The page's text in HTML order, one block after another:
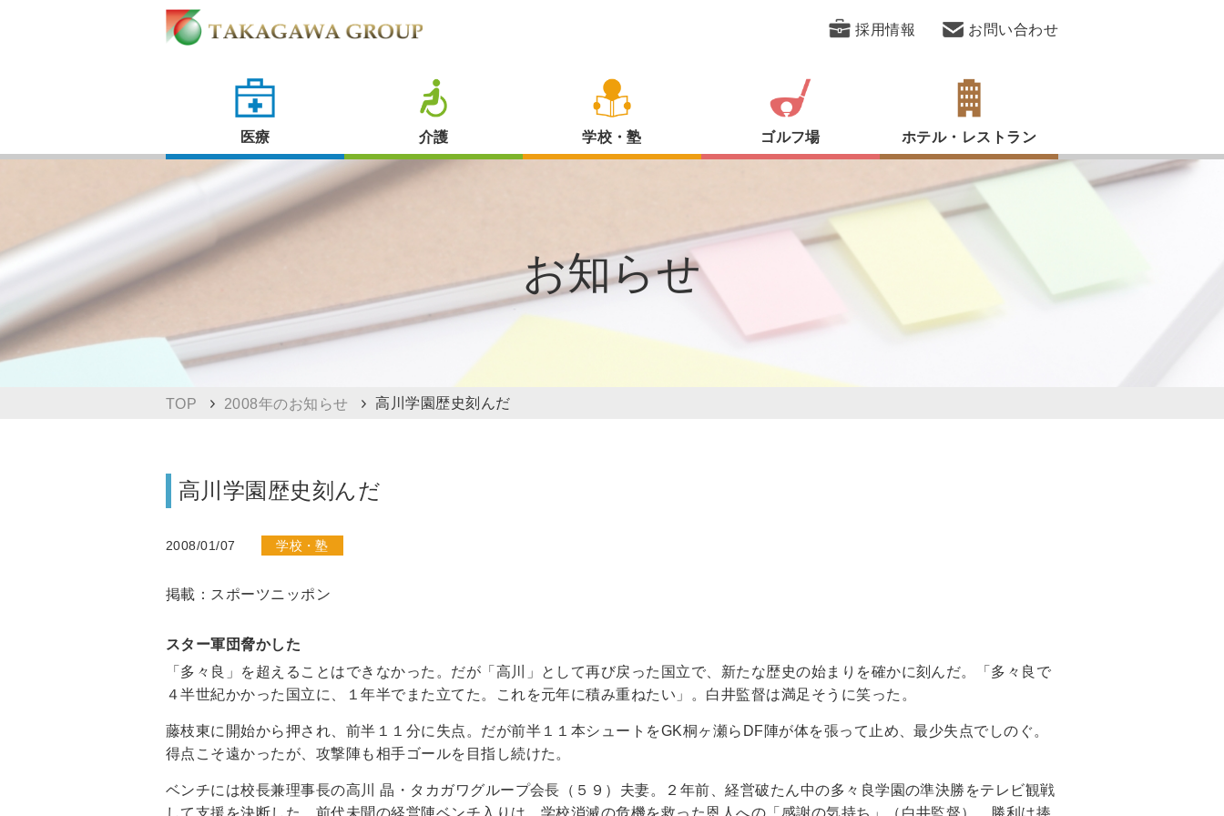
医療 介護 学校・塾 ゴルフ場 ホテル・レストラン
採用情報 お問い合わせ
お知らせ
TOP 2008年のお知らせ 高川学園歴史刻んだ
高川学園歴史刻んだ
2008/01/07 学校・塾
掲載：スポーツニッポン
スター軍団脅かした
「多々良」を超えることはできなかった。だが「高川」として再び戻った国立で、新たな歴史の始まりを確かに刻んだ。「多々良で
４半世紀かかった国立に、１年半でまた立てた。これを元年に積み重ねたい」。白井監督は満足そうに笑った。
藤枝東に開始から押され、前半１１分に失点。だが前半１１本シュートをGK桐ヶ瀬らDF陣が体を張って止め、最少失点でしのぐ。
得点こそ遠かったが、攻撃陣も相手ゴールを目指し続けた。
ベンチには校長兼理事長の高川 晶・タカガワグループ会長（５９）夫妻。２年前、経営破たん中の多々良学園の準決勝をテレビ観戦
して支援を決断した。前代未聞の経営陣ベンチ入りは、学校消滅の危機を救った恩人への「感謝の気持ち」（白井監督）。勝利は捧